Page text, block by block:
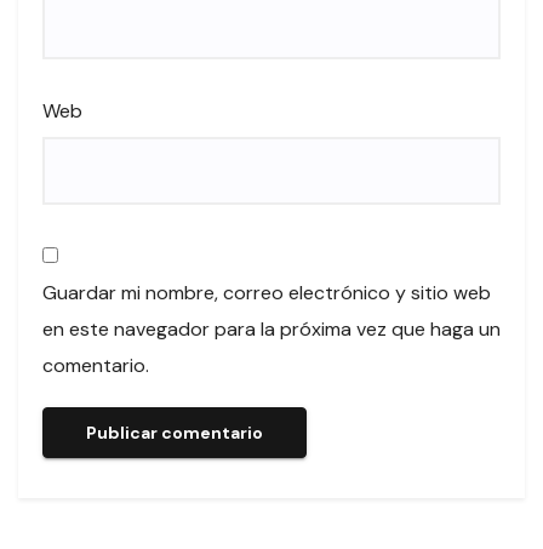
Web
Guardar mi nombre, correo electrónico y sitio web
en este navegador para la próxima vez que haga un
comentario.